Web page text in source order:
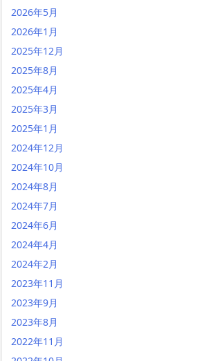
2026年5月
2026年1月
2025年12月
2025年8月
2025年4月
2025年3月
2025年1月
2024年12月
2024年10月
2024年8月
2024年7月
2024年6月
2024年4月
2024年2月
2023年11月
2023年9月
2023年8月
2022年11月